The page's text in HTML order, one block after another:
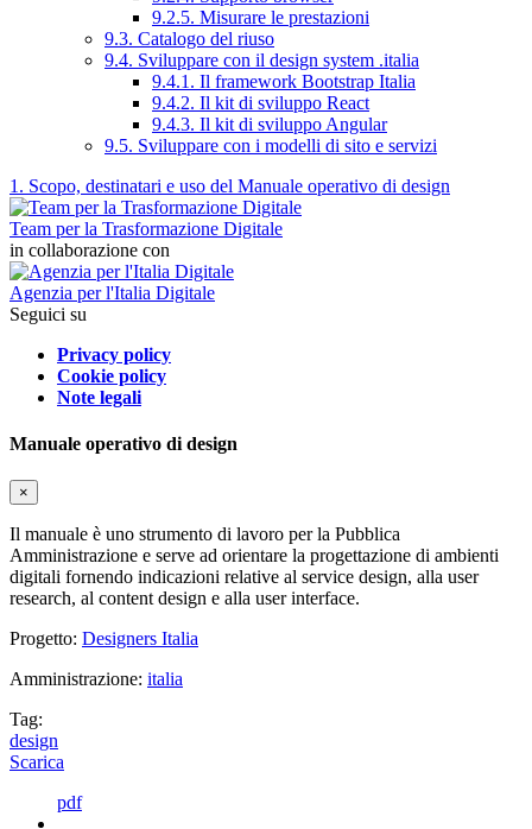
9.2.5. Misurare le prestazioni
9.3. Catalogo del riuso
9.4. Sviluppare con il design system .italia
9.4.1. Il framework Bootstrap Italia
9.4.2. Il kit di sviluppo React
9.4.3. Il kit di sviluppo Angular
9.5. Sviluppare con i modelli di sito e servizi
1. Scopo, destinatari e uso del Manuale operativo di design
Team per la Trasformazione Digitale
in collaborazione con
Agenzia per l'Italia Digitale
Seguici su
Privacy policy
Cookie policy
Note legali
Manuale operativo di design
×
Il manuale è uno strumento di lavoro per la Pubblica
Amministrazione e serve ad orientare la progettazione di ambienti
digitali fornendo indicazioni relative al service design, alla user
research, al content design e alla user interface.
Progetto: Designers Italia
Amministrazione: italia
Tag:
design
Scarica
pdf